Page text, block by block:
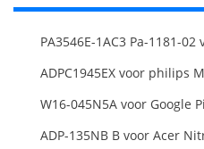
ADPC1945EX voor philips
W16-045N5A voor Google